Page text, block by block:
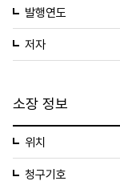
발행연도
저자
소장 정보
위치
청구기호